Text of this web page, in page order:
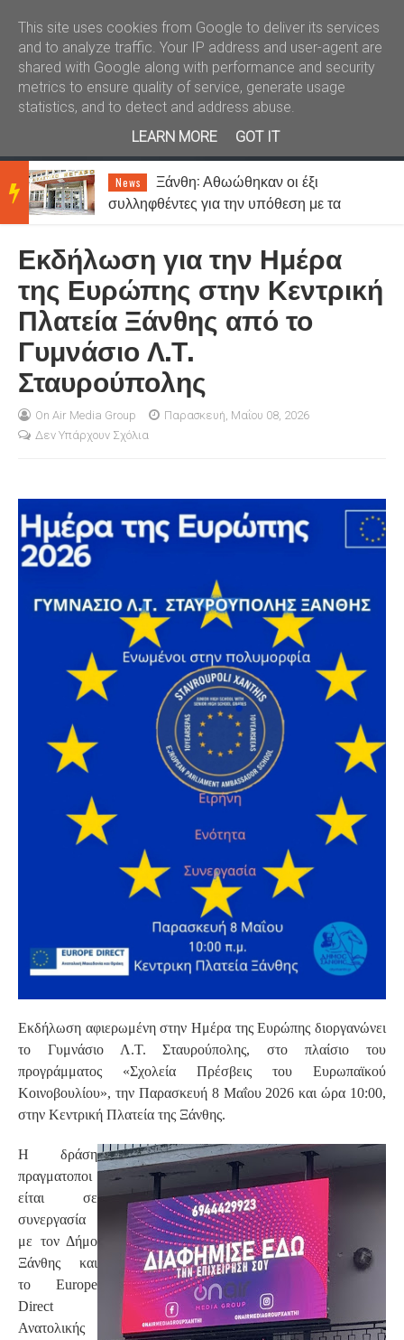
Καλώς ήλθατε Kral News
BRE
AKIN
NEW
News
Ξάνθη: Αθωώθηκαν οι έξι
συλληφθέντες για την υπόθεση με τα
Εκδήλωση για την Ημέρα
της Ευρώπης στην Κεντρική
Πλατεία Ξάνθης από το
Γυμνάσιο Λ.Τ.
Σταυρούπολης
On Air Media Group
Παρασκευή, Μαΐου 08, 2026
Δεν Υπάρχουν Σχόλια
Εκδήλωση αφιερωμένη στην Ημέρα της Ευρώπης διοργανώνει
το Γυμνάσιο Λ.Τ. Σταυρούπολης, στο πλαίσιο του
προγράμματος «Σχολεία Πρέσβεις του Ευρωπαϊκού
Κοινοβουλίου», την Παρασκευή 8 Μαΐου 2026 και ώρα 10:00,
στην Κεντρική Πλατεία της Ξάνθης.
Η δράση
πραγματοποι
είται σε
συνεργασία
με τον Δήμο
Ξάνθης και
το Europe
Direct
Ανατολικής
This site uses cookies from Google to deliver its services
and to analyze traffic. Your IP address and user-agent are
shared with Google along with performance and security
metrics to ensure quality of service, generate usage
statistics, and to detect and address abuse.
LEARN MORE
GOT IT